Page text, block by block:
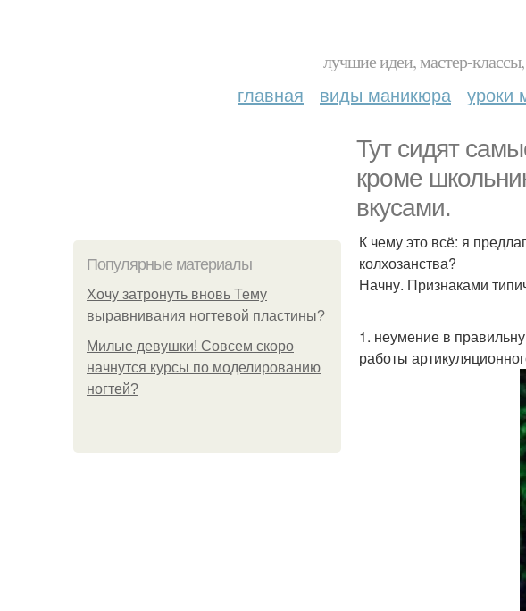
лучшие идеи, мастер-
главная виды маникюра уроки
Тут сидят
кроме
вкусами.
Популярные материалы
Хочу затронуть вновь Тему
выравнивания ногтевой пластины?
Милые девушки! Совсем скоро
начнутся курсы по моделированию
ногтей?
К чему это всё: я
колхозанства?
Начну. Признаками
1. неумение в
работы